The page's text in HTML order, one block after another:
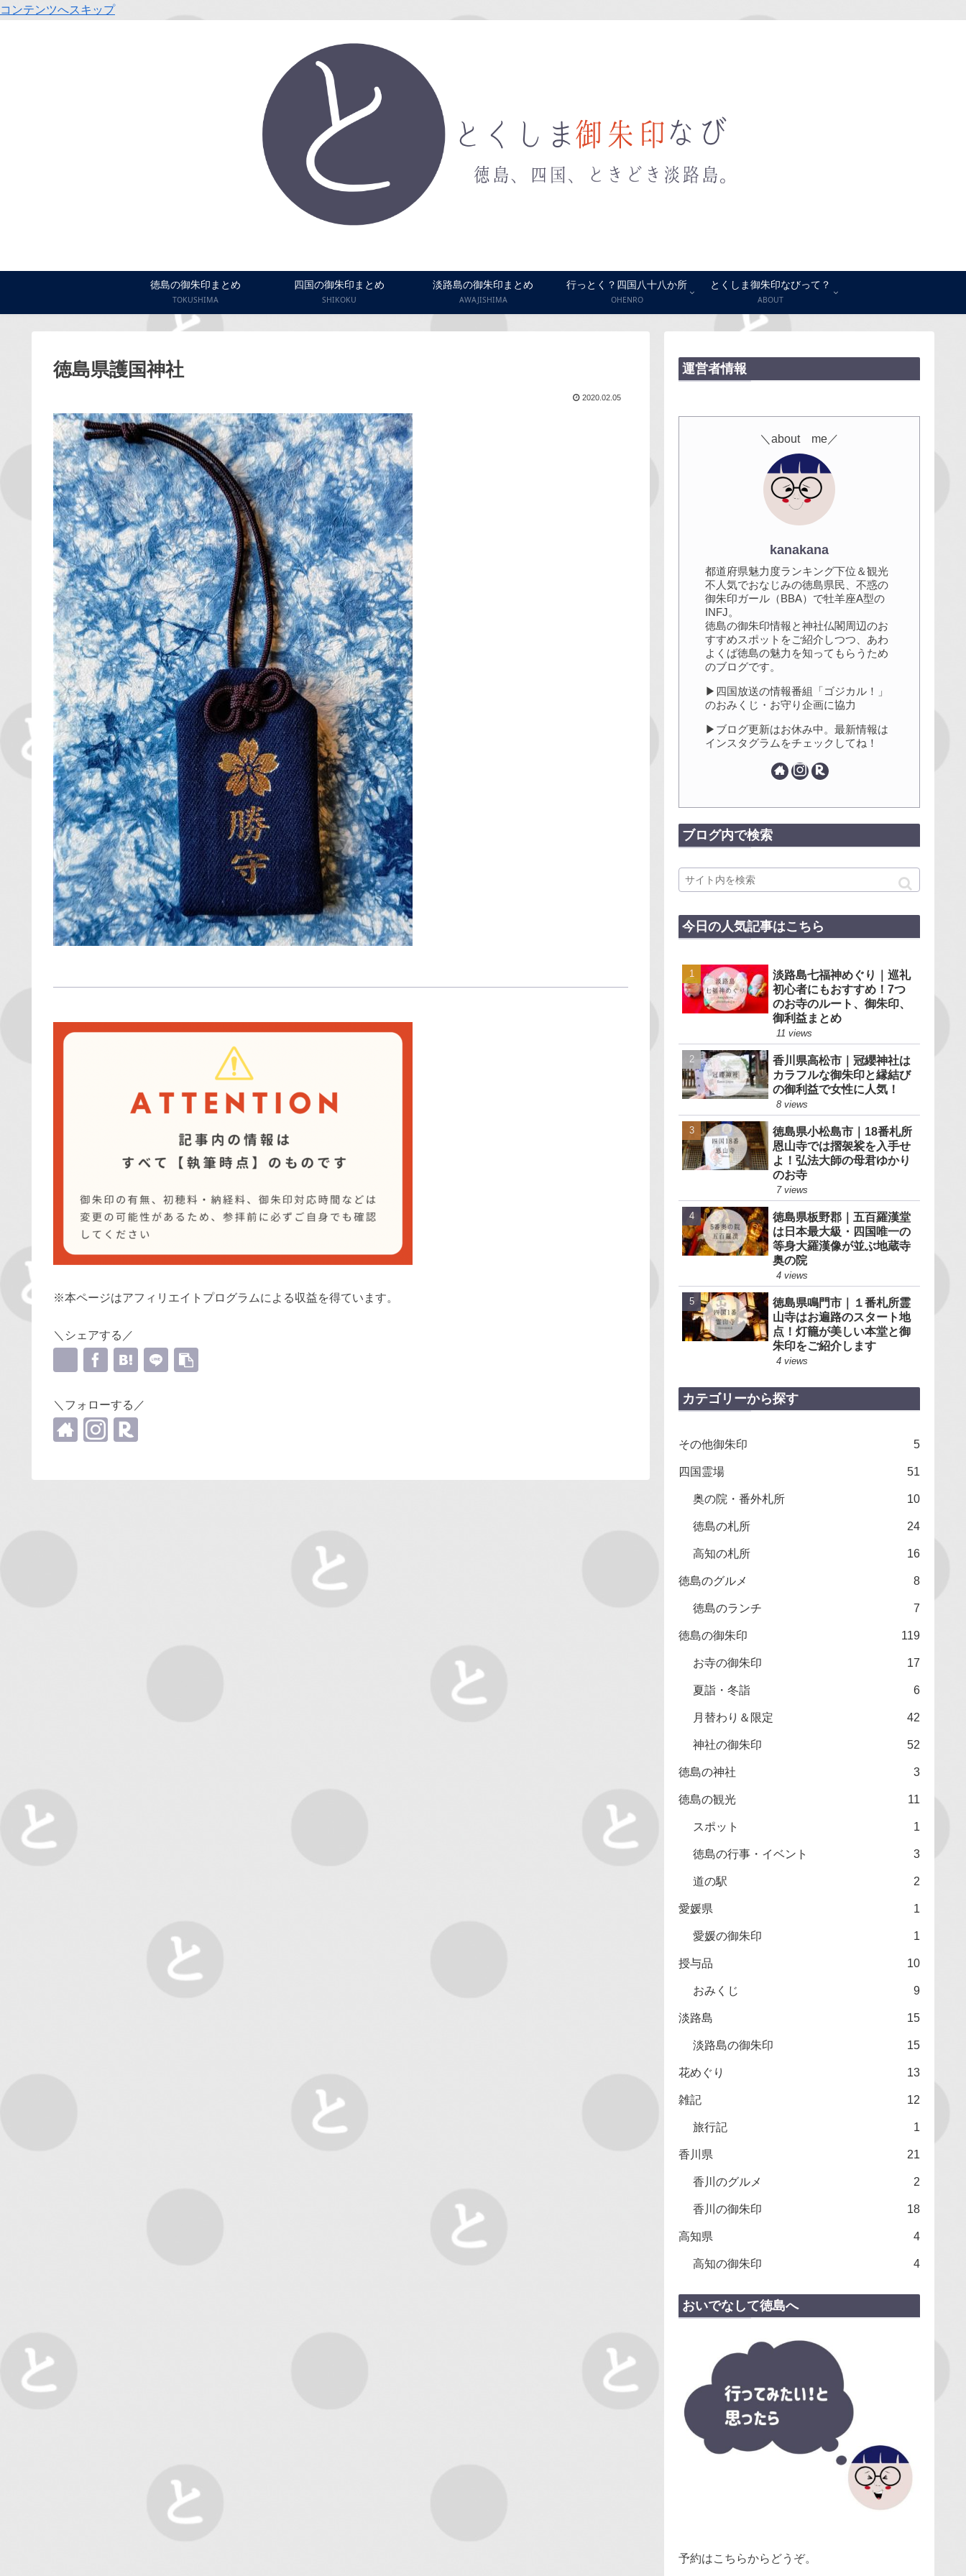
コンテンツへスキップ
徳島の御朱印まとめ
TOKUSHIMA
四国の御朱印まとめ
SHIKOKU
淡路島の御朱印まとめ
AWAJISHIMA
行っとく？四国八十八か所
OHENRO
とくしま御朱印なびって？
ABOUT
徳島県護国神社
2020.02.05
※本ページはアフィリエイトプログラムによる収益を得ています。
＼シェアする／
＼フォローする／
運営者情報
＼about me／
kanakana
都道府県魅力度ランキング下位＆観光
不人気でおなじみの徳島県民、不惑の
御朱印ガール（BBA）で牡羊座A型の
INFJ。
徳島の御朱印情報と神社仏閣周辺のお
すすめスポットをご紹介しつつ、あわ
よくば徳島の魅力を知ってもらうため
のブログです。
▶四国放送の情報番組「ゴジカル！」
のおみくじ・お守り企画に協力
▶ブログ更新はお休み中。最新情報は
インスタグラムをチェックしてね！
ブログ内で検索
今日の人気記事はこちら
淡路島七福神めぐり｜巡礼
初心者にもおすすめ！7つ
のお寺のルート、御朱印、
御利益まとめ
11 views
香川県高松市｜冠纓神社は
カラフルな御朱印と縁結び
の御利益で女性に人気！
8 views
徳島県小松島市｜18番札所
恩山寺では摺袈裟を入手せ
よ！弘法大師の母君ゆかり
のお寺
7 views
徳島県板野郡｜五百羅漢堂
は日本最大級・四国唯一の
等身大羅漢像が並ぶ地蔵寺
奥の院
4 views
徳島県鳴門市｜１番札所霊
山寺はお遍路のスタート地
点！灯籠が美しい本堂と御
朱印をご紹介します
4 views
カテゴリーから探す
その他御朱印 5
四国霊場 51
奥の院・番外札所 10
徳島の札所 24
高知の札所 16
徳島のグルメ 8
徳島のランチ 7
徳島の御朱印 119
お寺の御朱印 17
夏詣・冬詣 6
月替わり＆限定 42
神社の御朱印 52
徳島の神社 3
徳島の観光 11
スポット 1
徳島の行事・イベント 3
道の駅 2
愛媛県 1
愛媛の御朱印 1
授与品 10
おみくじ 9
淡路島 15
淡路島の御朱印 15
花めぐり 13
雑記 12
旅行記 1
香川県 21
香川のグルメ 2
香川の御朱印 18
高知県 4
高知の御朱印 4
おいでなして徳島へ
予約はこちらからどうぞ。